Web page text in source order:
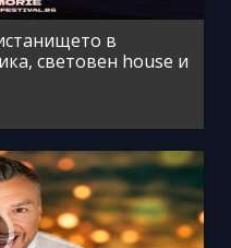
в
световен house и